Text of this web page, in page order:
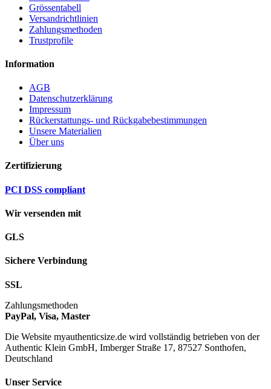
Grössentabell
Versandrichtlinien
Zahlungsmethoden
Trustprofile
Information
AGB
Datenschutzerklärung
Impressum
Rückerstattungs- und Rückgabebestimmungen
Unsere Materialien
Über uns
Zertifizierung
PCI DSS compliant
Wir versenden mit
GLS
Sichere Verbindung
SSL
Zahlungsmethoden
PayPal, Visa, Master
Die Website myauthenticsize.de wird vollständig betrieben von der
Authentic Klein GmbH, Imberger Straße 17, 87527 Sonthofen,
Deutschland
Unser Service